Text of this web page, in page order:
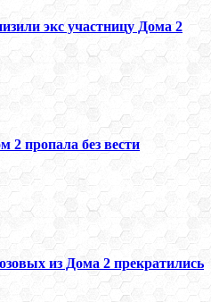
экс участницу Дома 2
2 пропала без вести
из Дома 2 прекратились